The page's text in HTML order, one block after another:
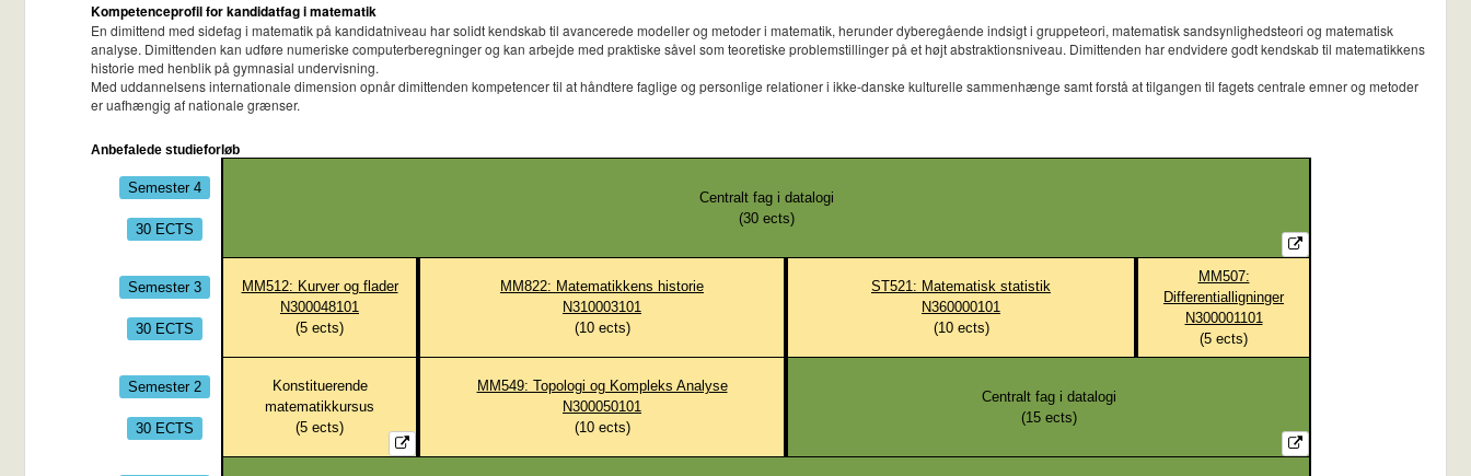
Kompetenceprofil for kandidatfag i matematik
En dimittend med sidefag i matematik på kandidatniveau har solidt kendskab til avancerede modeller og metoder i matematik, herunder dyberegående indsigt i gruppeteori, matematisk sandsynlighedsteori og matematisk
analyse. Dimittenden kan udføre numeriske computerberegninger og kan arbejde med praktiske såvel som teoretiske problemstillinger på et højt abstraktionsniveau. Dimittenden har endvidere godt kendskab til matematikkens
historie med henblik på gymnasial undervisning.
Med uddannelsens internationale dimension opnår dimittenden kompetencer til at håndtere faglige og personlige relationer i ikke-danske kulturelle sammenhænge samt forstå at tilgangen til fagets centrale emner og metoder
er uafhængig af nationale grænser.
Anbefalede studieforløb
Semester 4
30 ECTS
Centralt fag i datalogi
(30ects)
Semester 3
30 ECTS
MM512: Kurver og flader
N300048101
(5 ects)
MM822: Matematikkens historie
N310003101
(10ects)
ST521: Matematisk statistik
N360000101
(10ects)
MM507:
Differentialligninger
N300001101
(5 ects)
Semester 2
30 ECTS
Konstituerende
matematikkursus
(5 ects)
MM549: Topologi og Kompleks Analyse
N300050101
(10ects)
Centralt fag i datalogi
(15ects)